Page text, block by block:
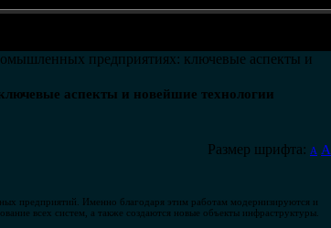
предприятиях: ключевые аспекты и
аспекты и новейшие технологии
Размер шрифта: A A
предприятий. Именно благодаря этим работам модернизируются и
всех систем, а также создаются новые объекты инфраструктуры.